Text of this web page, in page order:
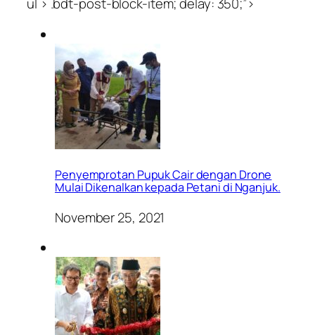
Penyemprotan Pupuk Cair dengan Drone
Mulai Dikenalkan kepada Petani di Nganjuk.
November 25, 2021